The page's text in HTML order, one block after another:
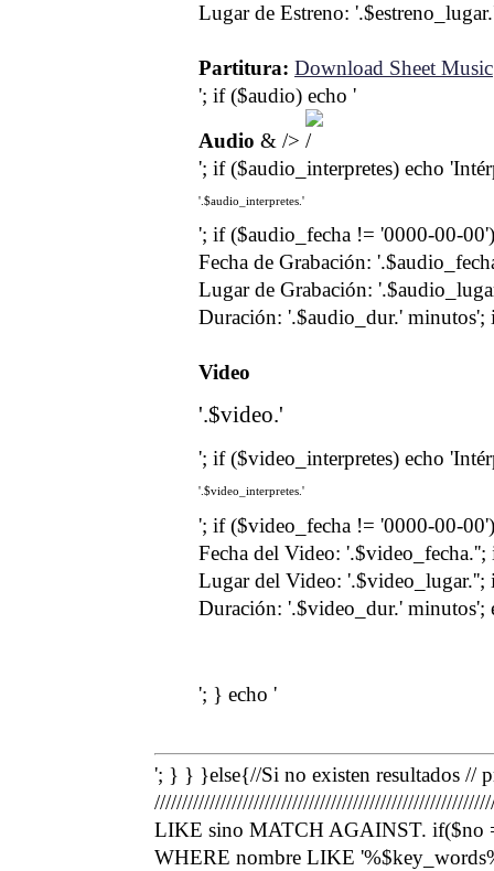
Lugar de Estreno:
Partitura: Download Sheet Music
'; if ($audio) echo '
Audio & />
'; if ($audio_interpretes) echo
'.$audio_interpretes.'
'; if ($audio_fecha != '0000-00-
Fecha de Grabación:
Lugar de Grabación:
Duración: '.$audio_dur.' minutos';
Video
'.$video.'
'; if ($video_interpretes) echo
'.$video_interpretes.'
'; if ($video_fecha != '0000-00-
Fecha del Video:
Lugar del Video:
Duración: '.$video_dur.' minutos';
'; } echo '
'; } } }else{//Si no existen resultados //
LIKE sino MATCH AGAINST. if($no
WHERE nombre LIKE